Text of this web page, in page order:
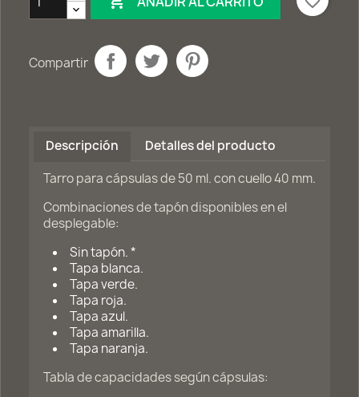
Compartir
Descripción
Detalles del producto
Tarro para cápsulas de 50 ml. con cuello 40 mm.
Combinaciones de tapón disponibles en el
desplegable:
Sin tapón. *
Tapa blanca.
Tapa verde.
Tapa roja.
Tapa azul.
Tapa amarilla.
Tapa naranja.
Tabla de capacidades según cápsulas: